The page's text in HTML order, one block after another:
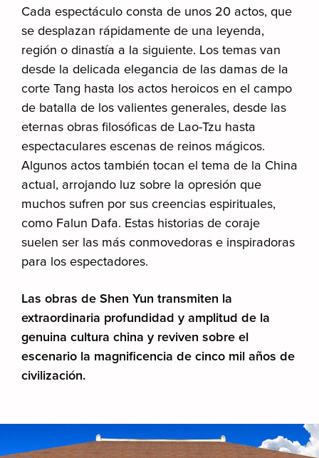
Cada espectáculo consta de unos 20 actos, que
se desplazan rápidamente de una leyenda,
región o dinastía a la siguiente. Los temas van
desde la delicada elegancia de las damas de la
corte Tang hasta los actos heroicos en el campo
de batalla de los valientes generales, desde las
eternas obras filosóficas de Lao-Tzu hasta
espectaculares escenas de reinos mágicos.
Algunos actos también tocan el tema de la China
actual, arrojando luz sobre la opresión que
muchos sufren por sus creencias espirituales,
como Falun Dafa. Estas historias de coraje
suelen ser las más conmovedoras e inspiradoras
para los espectadores.
Las obras de Shen Yun transmiten la
extraordinaria profundidad y amplitud de la
genuina cultura china y reviven sobre el
escenario la magnificencia de cinco mil años de
civilización.